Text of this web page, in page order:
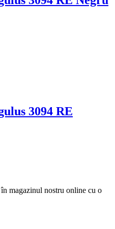
3094 RE
magazinul nostru online cu o